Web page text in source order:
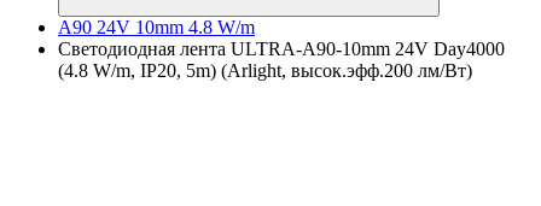
A90 24V 10mm 4.8 W/m
Светодиодная лента ULTRA-A90-10mm 24V Day4000
(4.8 W/m, IP20, 5m) (Arlight, высок.эфф.200 лм/Вт)